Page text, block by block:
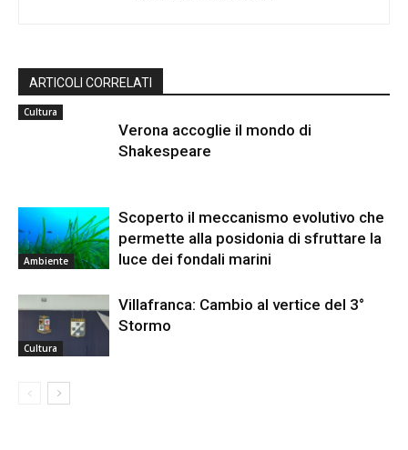
ARTICOLI CORRELATI
Cultura
Verona accoglie il mondo di
Shakespeare
Ambiente
Scoperto il meccanismo evolutivo che
permette alla posidonia di sfruttare la
luce dei fondali marini
Cultura
Villafranca: Cambio al vertice del 3°
Stormo